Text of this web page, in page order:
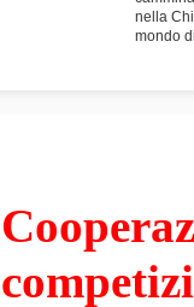
nella
mondo